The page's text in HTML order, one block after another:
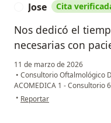
Jose Cita
Nos dedicó el
necesarias con
11 de marzo de 2026
• Consultorio Oftalmológico
ACOMEDICA 1 - Consultorio
• en opinión del usuario Jose
Reportar